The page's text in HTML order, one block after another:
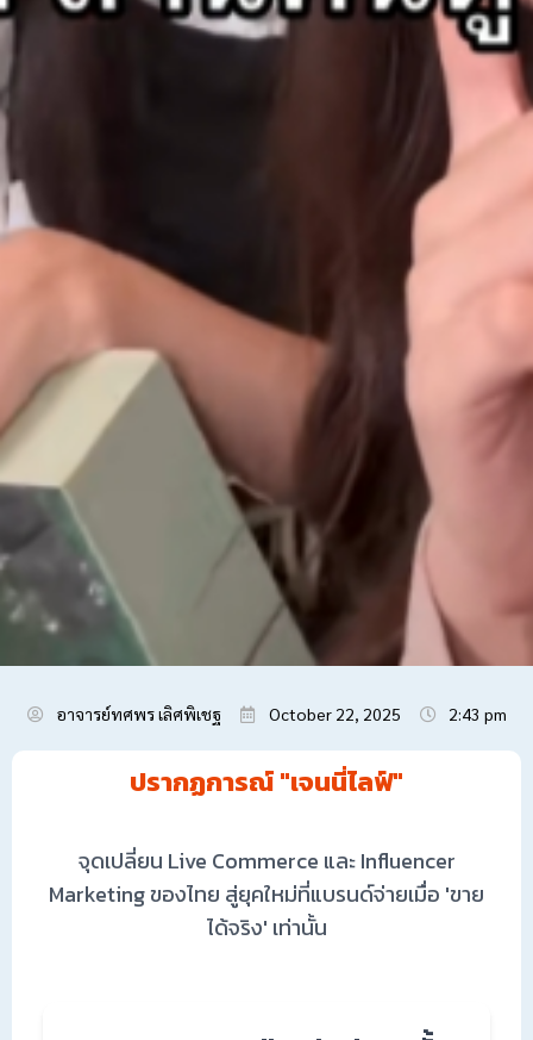
อาจารย์ทศพร เลิศพิเชฐ October 22, 2025 2:43 pm
ปรากฏการณ์ "เจนนี่ไลฟ์"
จุดเปลี่ยน Live Commerce และ Influencer
Marketing ของไทย สู่ยุคใหม่ที่แบรนด์จ่ายเมื่อ 'ขาย
ได้จริง' เท่านั้น